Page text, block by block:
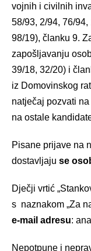
vojnih i civilnih
58/93, 2/94, 76/
98/19), članku 9.
zapošljavanju
39/18, 32/20) i
iz Domovinskog
natječaj pozvati
na ostale
Pisane prijave na
dostavljaju se
Dječji vrtić
s naznakom „Za
e-mail adresu:
Nepotpune i